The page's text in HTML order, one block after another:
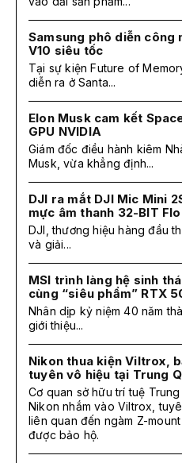
Samsung phô diễn công
V10 siêu tốc
Tại sự kiện Future of
diễn ra ở Santa...
Elon Musk cam kết
GPU NVIDIA
Giám đốc điều hành kiêm
Musk, vừa khẳng định...
DJI ra mắt DJI Mic Mini
mực âm thanh 32-BIT
DJI, thương hiệu hàng đầu
và giải...
MSI trình làng hệ sinh
cùng “siêu phẩm” RTX
Nhân dịp kỷ niệm 40 năm
giới thiệu...
Nikon thua kiện Viltrox,
tuyên vô hiệu tại Trung
Cơ quan sở hữu trí tuệ
Nikon nhắm vào Viltrox,
liên quan đến ngàm Z-
được bảo hộ.